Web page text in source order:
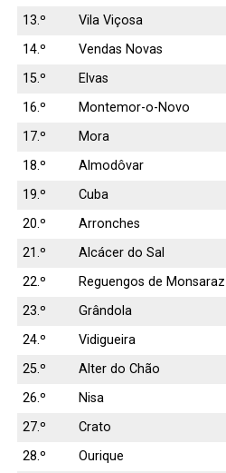
13.º Vila Viçosa
14.º
Vendas Novas
15.º
Elvas
16.º
Montemor-o-Novo
17.º
Mora
18.º
Almodôvar
19.º
Cuba
20.º
Arronches
21.º
Alcácer do Sal
22.º
Reguengos de Monsaraz
23.º
Grândola
24.º
Vidigueira
25.º
Alter do Chão
26.º
Nisa
27.º
Crato
28.º
Ourique